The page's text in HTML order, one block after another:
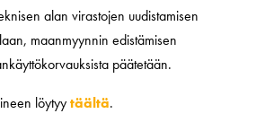
alan virastojen uudistamisen
maanmyynnin edistämisen
päätetään.
löytyytäältä.